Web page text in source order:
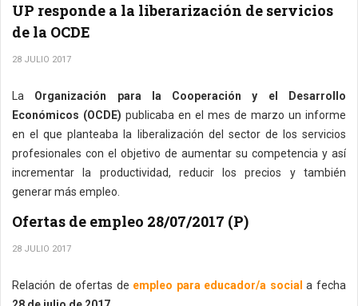
UP responde a la liberarización de servicios
de la OCDE
28 JULIO 2017
La Organización para la Cooperación y el Desarrollo
Económicos (OCDE) publicaba en el mes de marzo un informe
en el que planteaba la liberalización del sector de los servicios
profesionales con el objetivo de aumentar su competencia y así
incrementar la productividad, reducir los precios y también
generar más empleo.
Ofertas de empleo 28/07/2017 (P)
28 JULIO 2017
Relación de ofertas de empleo para educador/a social a fecha